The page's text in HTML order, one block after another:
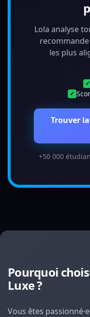
Lola analyse
les plus
✓
✓
Trouver
+50 000
Pourquoi
Luxe ?
Vous êtes